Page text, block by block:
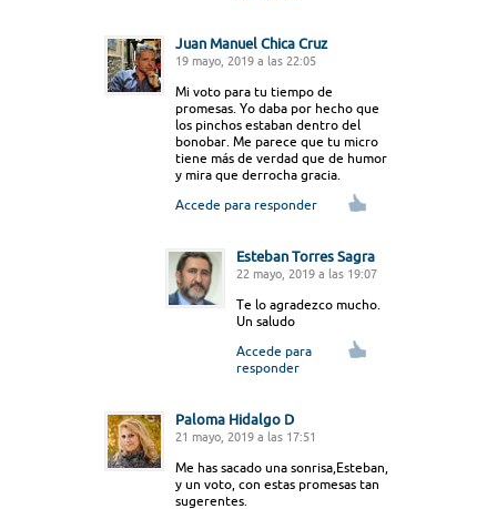
Juan Manuel Chica Cruz
19 mayo, 2019 a las 22:05
Mi voto para tu tiempo de
promesas. Yo daba por hecho que
los pinchos estaban dentro del
bonobar. Me parece que tu micro
tiene más de verdad que de humor
y mira que derrocha gracia.
Accede para responder
Esteban Torres Sagra
22 mayo, 2019 a las 19:07
Te lo agradezco mucho.
Un saludo
Accede para
responder
Paloma Hidalgo D
21 mayo, 2019 a las 17:51
Me has sacado una sonrisa,Esteban,
y un voto, con estas promesas tan
sugerentes.